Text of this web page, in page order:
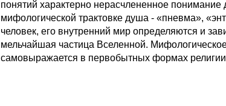
понятий характерно нерасчлененное
мифологической трактовке душа - «пневма»,
человек, его внутренний мир определяются и
мельчайшая частица Вселенной.
самовыражается в первобытных формах